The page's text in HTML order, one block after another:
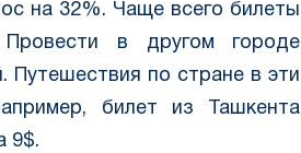
на 32%. Чаще всего билеты
в другом городе
Путешествия по стране в эти
билет из Ташкента
9$.